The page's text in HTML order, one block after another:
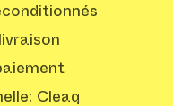
Cleaq